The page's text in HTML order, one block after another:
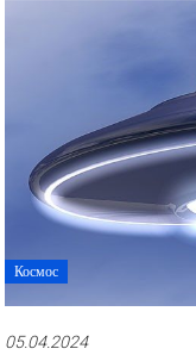
Космос
05.04.2024